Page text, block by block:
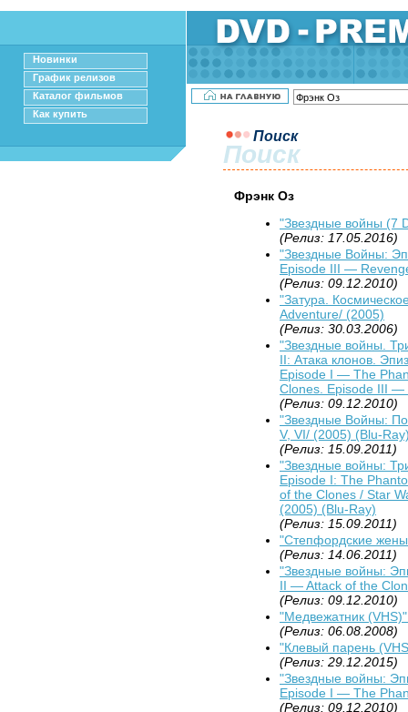
Новинки
График релизов
Каталог фильмов
Как купить
Поиск
Поиск
Фрэнк Оз
"Звездные войны (7
(Релиз: 17.05.2016)
"Звездные Войны:
Episode III —
(Релиз: 09.12.2010)
"Затура.
Adventure/ (2005)
(Релиз: 30.03.2006)
"Звездные войны.
II: Атака клонов.
Episode I — The
Clones. Episode III —
(Релиз: 09.12.2010)
"Звездные Войны:
V, VI/ (2005) (Blu-
(Релиз: 15.09.2011)
"Звездные войны:
Episode I: The
of the Clones / Star
(2005) (Blu-Ray)
(Релиз: 15.09.2011)
"Степфордские
(Релиз: 14.06.2011)
"Звездные войны:
II — Attack of the
(Релиз: 09.12.2010)
"Медвежатник
(Релиз: 06.08.2008)
"Клевый парень
(Релиз: 29.12.2015)
"Звездные войны:
Episode I — The
(Релиз: 09.12.2010)